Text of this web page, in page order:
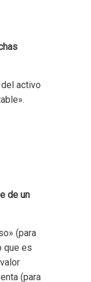
activo
de un
(para
que es
(para